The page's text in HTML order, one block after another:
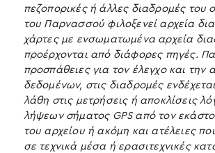
πεζοπορικές ή άλλες διαδρομές του
του Παρνασσού φιλοξενεί αρχεία
χάρτες με ενσωματωμένα αρχεία
προέρχονται από διάφορες πηγές.
προσπάθειες για τον έλεγχο και την
δεδομένων, στις διαδρομές
λάθη στις μετρήσεις ή αποκλίσεις
λήψεων σήματος GPS από τον
του αρχείου ή ακόμη και ατέλειες
σε τεχνικά μέσα ή ερασιτεχνικές